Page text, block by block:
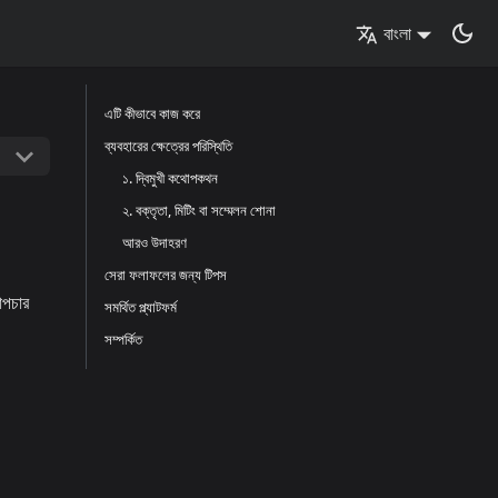
বাংলা
এটি কীভাবে কাজ করে
ব্যবহারের ক্ষেত্রের পরিস্থিতি
১. দ্বিমুখী কথোপকথন
২. বক্তৃতা, মিটিং বা সম্মেলন শোনা
আরও উদাহরণ
সেরা ফলাফলের জন্য টিপস
সমর্থিত প্ল্যাটফর্ম
সম্পর্কিত